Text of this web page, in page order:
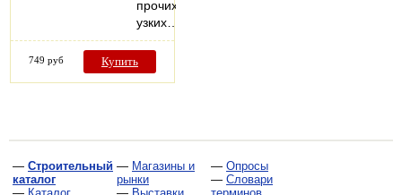
прочих
узких…
749 руб Купить
— Строительный
каталог
— Магазины и
рынки
— Опросы
— Словари